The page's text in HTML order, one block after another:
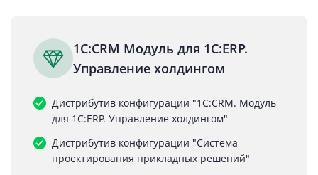
1С:CRM Модуль для 1С:ERP.
Управление холдингом
Дистрибутив конфигурации "1С:CRM. Модуль
для 1С:ERP. Управление холдингом"
Дистрибутив конфигурации "Система
проектирования прикладных решений"